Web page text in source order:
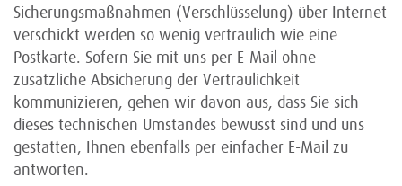
Sicherungsmaßnahmen (Verschlüsselung) über Internet
verschickt werden so wenig vertraulich wie eine
Postkarte. Sofern Sie mit uns per E-Mail ohne
zusätzliche Absicherung der Vertraulichkeit
kommunizieren, gehen wir davon aus, dass Sie sich
dieses technischen Umstandes bewusst sind und uns
gestatten, Ihnen ebenfalls per einfacher E-Mail zu
antworten.